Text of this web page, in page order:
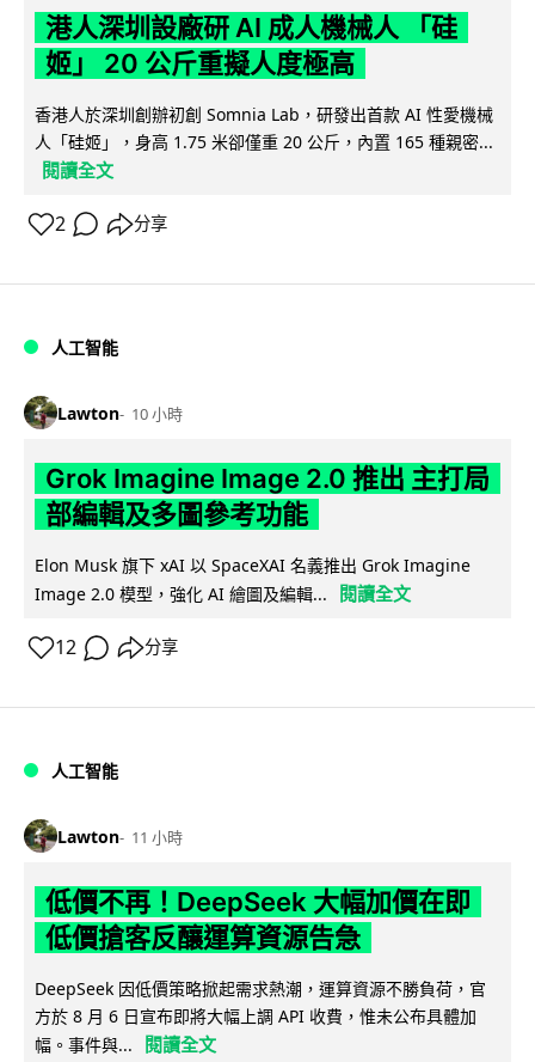
港人深圳設廠研 AI 成人機械人 「硅
姬」 20 公斤重擬人度極高
香港人於深圳創辦初創 Somnia Lab，研發出首款 AI 性愛機械
人「硅姬」，身高 1.75 米卻僅重 20 公斤，內置 165 種親密...
閱讀全文
2 分享
人工智能
Lawton 10 小時
Grok Imagine Image 2.0 推出 主打局
部編輯及多圖參考功能
Elon Musk 旗下 xAI 以 SpaceXAI 名義推出 Grok Imagine
Image 2.0 模型，強化 AI 繪圖及編輯...
閱讀全文
12 分享
人工智能
Lawton 11 小時
低價不再！DeepSeek 大幅加價在即
低價搶客反釀運算資源告急
DeepSeek 因低價策略掀起需求熱潮，運算資源不勝負荷，官
方於 8 月 6 日宣布即將大幅上調 API 收費，惟未公布具體加
幅。事件與...
閱讀全文